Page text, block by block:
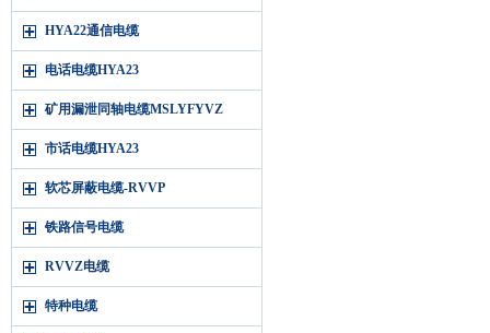
HYA22通信电缆
电话电缆HYA23
矿用漏泄同轴电缆MSLYFYVZ
市话电缆HYA23
软芯屏蔽电缆-RVVP
铁路信号电缆
RVVZ电缆
特种电缆